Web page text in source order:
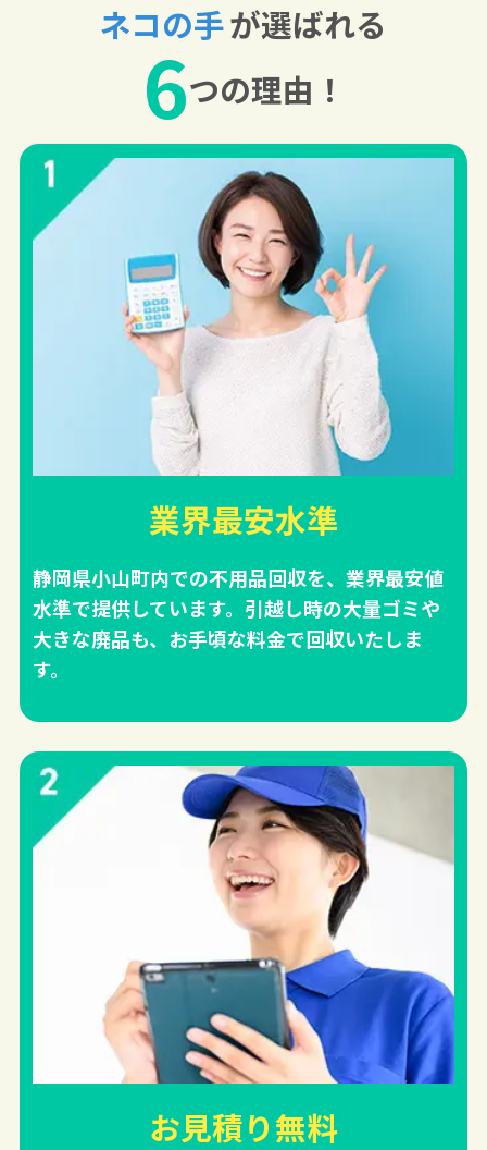
ネコの手が選ばれる
6つの理由！
業界最安水準
静岡県小山町内での不用品回収を、業界最安値
水準で提供しています。引越し時の大量ゴミや
大きな廃品も、お手頃な料金で回収いたしま
す。
お見積り無料